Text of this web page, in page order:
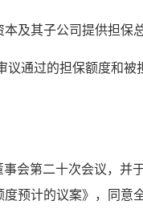
及其子公司提供担保
议通过的担保额度和
会第二十次会议，并
预计的议案》，同意